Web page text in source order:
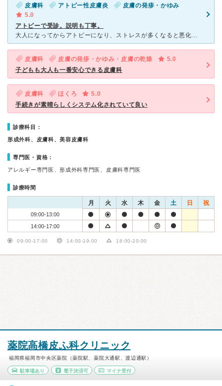
皮膚科 アトピー性皮膚炎
皮膚の発疹・かゆみ
5.0
アトピーで受診。説明も丁寧。
大人になってからアトピーになり、ストレスが多くなると悪化していましたが、ここ1ヶ月でまたひどくなり、病院を変えたいのもあって受診しました。 場所も地下鉄薬院大通り駅からすぐだしわかりやすかったです。
皮膚科 皮膚の発疹・かゆみ・皮膚の乾燥
5.0
子どもも大人も一番安心できる皮膚科
皮膚科 ほくろ
5.0
手続きが素晴らしくシステム化されていて良い
診療科目：
形成外科、皮膚科、美容皮膚科
専門医・資格：
アレルギー専門医、形成外科専門医、皮膚科専門医
診療時間
月 火 水 木 金 土 日 祝
09:00-13:00
14:00-17:00
09:00-17:00 14:00-19:00 18:00-20:00
薬院高橋皮ふ科クリニック
福岡県福岡市中央区薬院（薬院駅、薬院大通駅、渡辺通駅）
駐車場あり 電子決済可 マイナ受付